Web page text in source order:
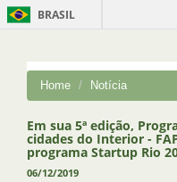
BRASIL
Home Notícia
Em sua 5ª edição,
cidades do Interior -
programa Startup Rio
06/12/2019